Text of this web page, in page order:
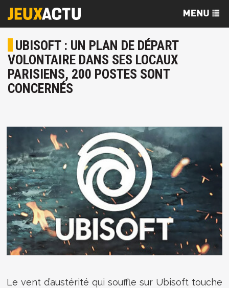
UBISOFT : UN PLAN DE DÉPART
VOLONTAIRE DANS SES LOCAUX
PARISIENS, 200 POSTES SONT
CONCERNÉS
Le vent d’austérité qui souffle sur Ubisoft touche